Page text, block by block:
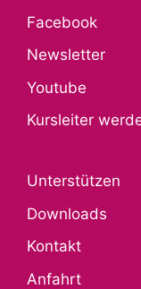
Facebook
Newsletter
Youtube
Kursleiter
Unterstützen
Downloads
Kontakt
Anfahrt